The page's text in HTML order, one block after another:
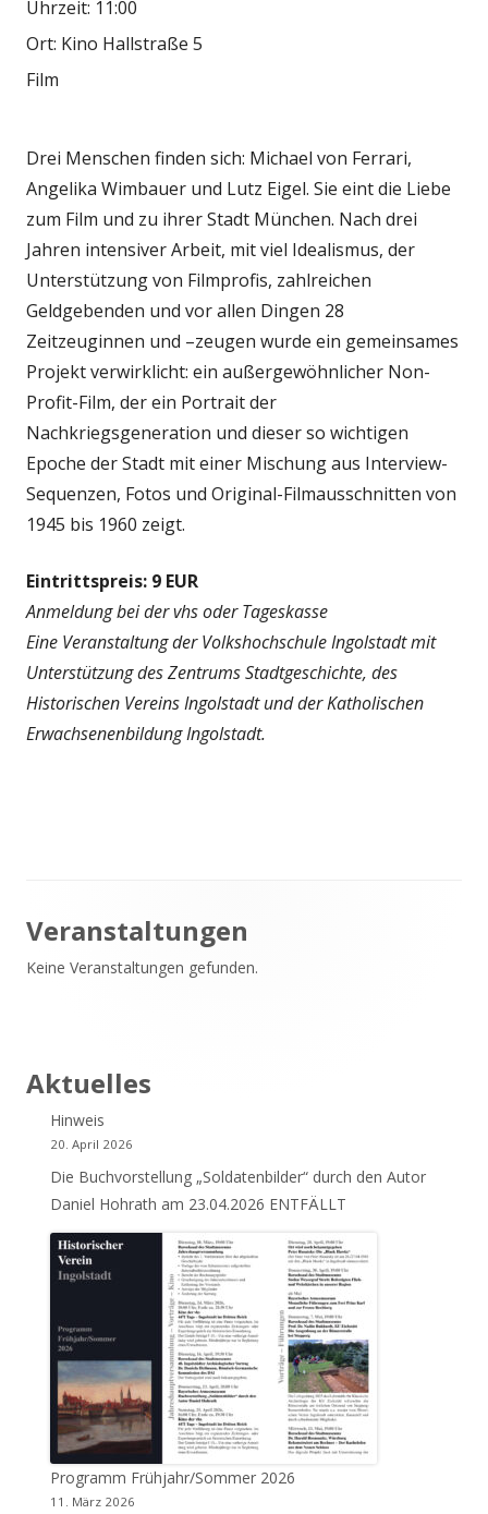
Uhrzeit: 11:00
Ort: Kino Hallstraße 5
Film
Drei Menschen finden sich: Michael von Ferrari,
Angelika Wimbauer und Lutz Eigel. Sie eint die Liebe
zum Film und zu ihrer Stadt München. Nach drei
Jahren intensiver Arbeit, mit viel Idealismus, der
Unterstützung von Filmprofis, zahlreichen
Geldgebenden und vor allen Dingen 28
Zeitzeuginnen und –zeugen wurde ein gemeinsames
Projekt verwirklicht: ein außergewöhnlicher Non-
Profit-Film, der ein Portrait der
Nachkriegsgeneration und dieser so wichtigen
Epoche der Stadt mit einer Mischung aus Interview-
Sequenzen, Fotos und Original-Filmausschnitten von
1945 bis 1960 zeigt.
Eintrittspreis: 9 EUR
Anmeldung bei der vhs oder Tageskasse
Eine Veranstaltung der Volkshochschule Ingolstadt mit
Unterstützung des Zentrums Stadtgeschichte, des
Historischen Vereins Ingolstadt und der Katholischen
Erwachsenenbildung Ingolstadt.
Haupt-
Seitenleiste
Veranstaltungen
Keine Veranstaltungen gefunden.
Aktuelles
Hinweis
20. April 2026
Die Buchvorstellung „Soldatenbilder“ durch den Autor
Daniel Hohrath am 23.04.2026 ENTFÄLLT
Programm Frühjahr/Sommer 2026
11. März 2026